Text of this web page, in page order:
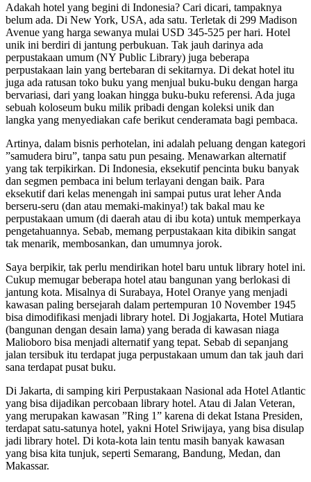
Adakah hotel yang begini di Indonesia? Cari dicari, tampaknya
belum ada. Di New York, USA, ada satu. Terletak di 299 Madison
Avenue yang harga sewanya mulai USD 345-525 per hari. Hotel
unik ini berdiri di jantung perbukuan. Tak jauh darinya ada
perpustakaan umum (NY Public Library) juga beberapa
perpustakaan lain yang bertebaran di sekitarnya. Di dekat hotel itu
juga ada ratusan toko buku yang menjual buku-buku dengan harga
bervariasi, dari yang loakan hingga buku-buku referensi. Ada juga
sebuah koloseum buku milik pribadi dengan koleksi unik dan
langka yang menyediakan cafe berikut cenderamata bagi pembaca.
Artinya, dalam bisnis perhotelan, ini adalah peluang dengan kategori
”samudera biru”, tanpa satu pun pesaing. Menawarkan alternatif
yang tak terpikirkan. Di Indonesia, eksekutif pencinta buku banyak
dan segmen pembaca ini belum terlayani dengan baik. Para
eksekutif dari kelas menengah ini sampai putus urat leher Anda
berseru-seru (dan atau memaki-makinya!) tak bakal mau ke
perpustakaan umum (di daerah atau di ibu kota) untuk memperkaya
pengetahuannya. Sebab, memang perpustakaan kita dibikin sangat
tak menarik, membosankan, dan umumnya jorok.
Saya berpikir, tak perlu mendirikan hotel baru untuk library hotel ini.
Cukup memugar beberapa hotel atau bangunan yang berlokasi di
jantung kota. Misalnya di Surabaya, Hotel Oranye yang menjadi
kawasan paling bersejarah dalam pertempuran 10 November 1945
bisa dimodifikasi menjadi library hotel. Di Jogjakarta, Hotel Mutiara
(bangunan dengan desain lama) yang berada di kawasan niaga
Malioboro bisa menjadi alternatif yang tepat. Sebab di sepanjang
jalan tersibuk itu terdapat juga perpustakaan umum dan tak jauh dari
sana terdapat pusat buku.
Di Jakarta, di samping kiri Perpustakaan Nasional ada Hotel Atlantic
yang bisa dijadikan percobaan library hotel. Atau di Jalan Veteran,
yang merupakan kawasan ”Ring 1” karena di dekat Istana Presiden,
terdapat satu-satunya hotel, yakni Hotel Sriwijaya, yang bisa disulap
jadi library hotel. Di kota-kota lain tentu masih banyak kawasan
yang bisa kita tunjuk, seperti Semarang, Bandung, Medan, dan
Makassar.